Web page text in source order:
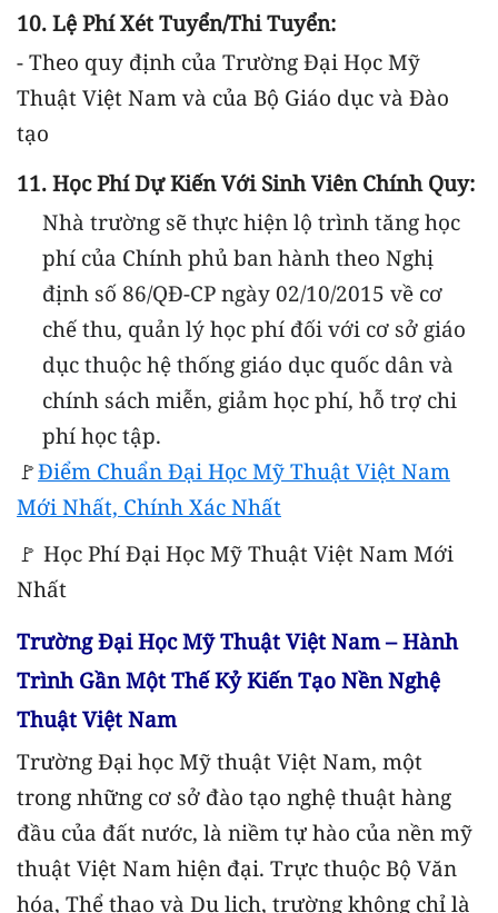
10. Lệ Phí Xét Tuyển/thi Tuyển:
- Theo quy định của Trường Đại Học Mỹ
Thuật Việt Nam và của Bộ Giáo dục và Đào
tạo
11. Học Phí Dự Kiến Với Sinh Viên Chính Quy:
Nhà trường sẽ thực hiện lộ trình tăng học
phí của Chính phủ ban hành theo Nghị
định số 86/QĐ-CP ngày 02/10/2015 về cơ
chế thu, quản lý học phí đối với cơ sở giáo
dục thuộc hệ thống giáo dục quốc dân và
chính sách miễn, giảm học phí, hỗ trợ chi
phí học tập.
🚩Điểm Chuẩn Đại Học Mỹ Thuật Việt Nam
Mới Nhất, Chính Xác Nhất
🚩 Học Phí Đại Học Mỹ Thuật Việt Nam Mới
Nhất
Trường Đại Học Mỹ Thuật Việt Nam – Hành
Trình Gần Một Thế Kỷ Kiến Tạo Nền Nghệ
Thuật Việt Nam
Trường Đại học Mỹ thuật Việt Nam, một
trong những cơ sở đào tạo nghệ thuật hàng
đầu của đất nước, là niềm tự hào của nền mỹ
thuật Việt Nam hiện đại. Trực thuộc Bộ Văn
hóa, Thể thao và Du lịch, trường không chỉ là